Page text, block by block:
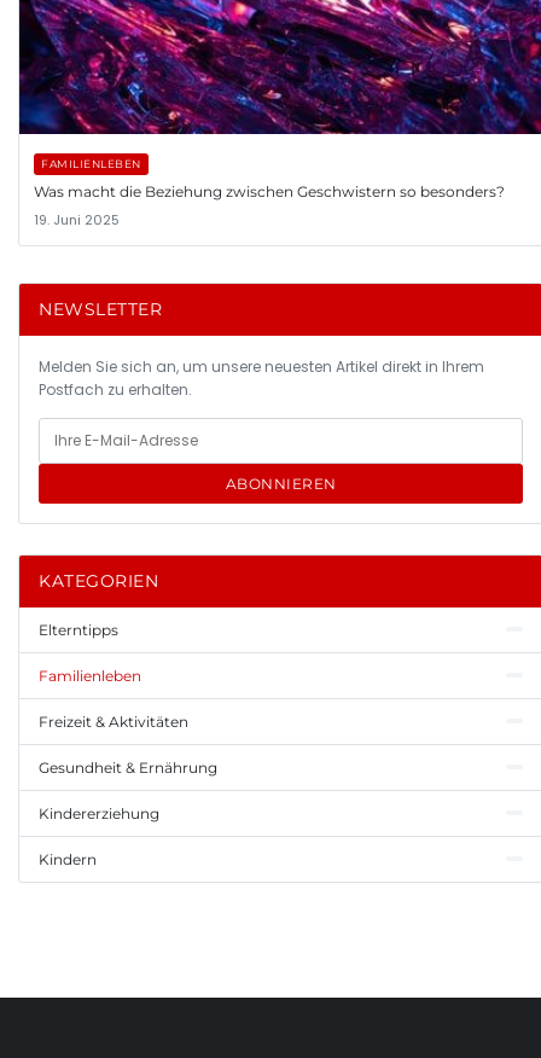
FAMILIENLEBEN
Was macht die Beziehung zwischen Geschwistern so besonders?
19. Juni 2025
NEWSLETTER
Melden Sie sich an, um unsere neuesten Artikel direkt in Ihrem
Postfach zu erhalten.
ABONNIEREN
KATEGORIEN
Elterntipps
Familienleben
Freizeit & Aktivitäten
Gesundheit & Ernährung
Kindererziehung
Kindern